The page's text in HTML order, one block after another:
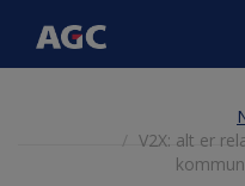
V2X: alt er